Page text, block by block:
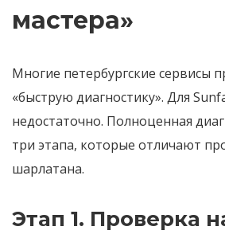
мастера»
Многие петербургские сервисы
«быструю диагностику». Для
недостаточно. Полноценная
три этапа, которые отличают
шарлатана.
Этап 1. Проверка